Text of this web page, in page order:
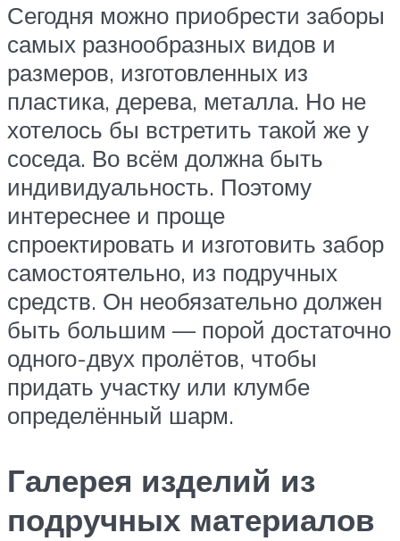
Сегодня можно приобрести заборы
самых разнообразных видов и
размеров, изготовленных из
пластика, дерева, металла. Но не
хотелось бы встретить такой же у
соседа. Во всём должна быть
индивидуальность. Поэтому
интереснее и проще
спроектировать и изготовить забор
самостоятельно, из подручных
средств. Он необязательно должен
быть большим — порой достаточно
одного-двух пролётов, чтобы
придать участку или клумбе
определённый шарм.
Галерея изделий из
подручных материалов